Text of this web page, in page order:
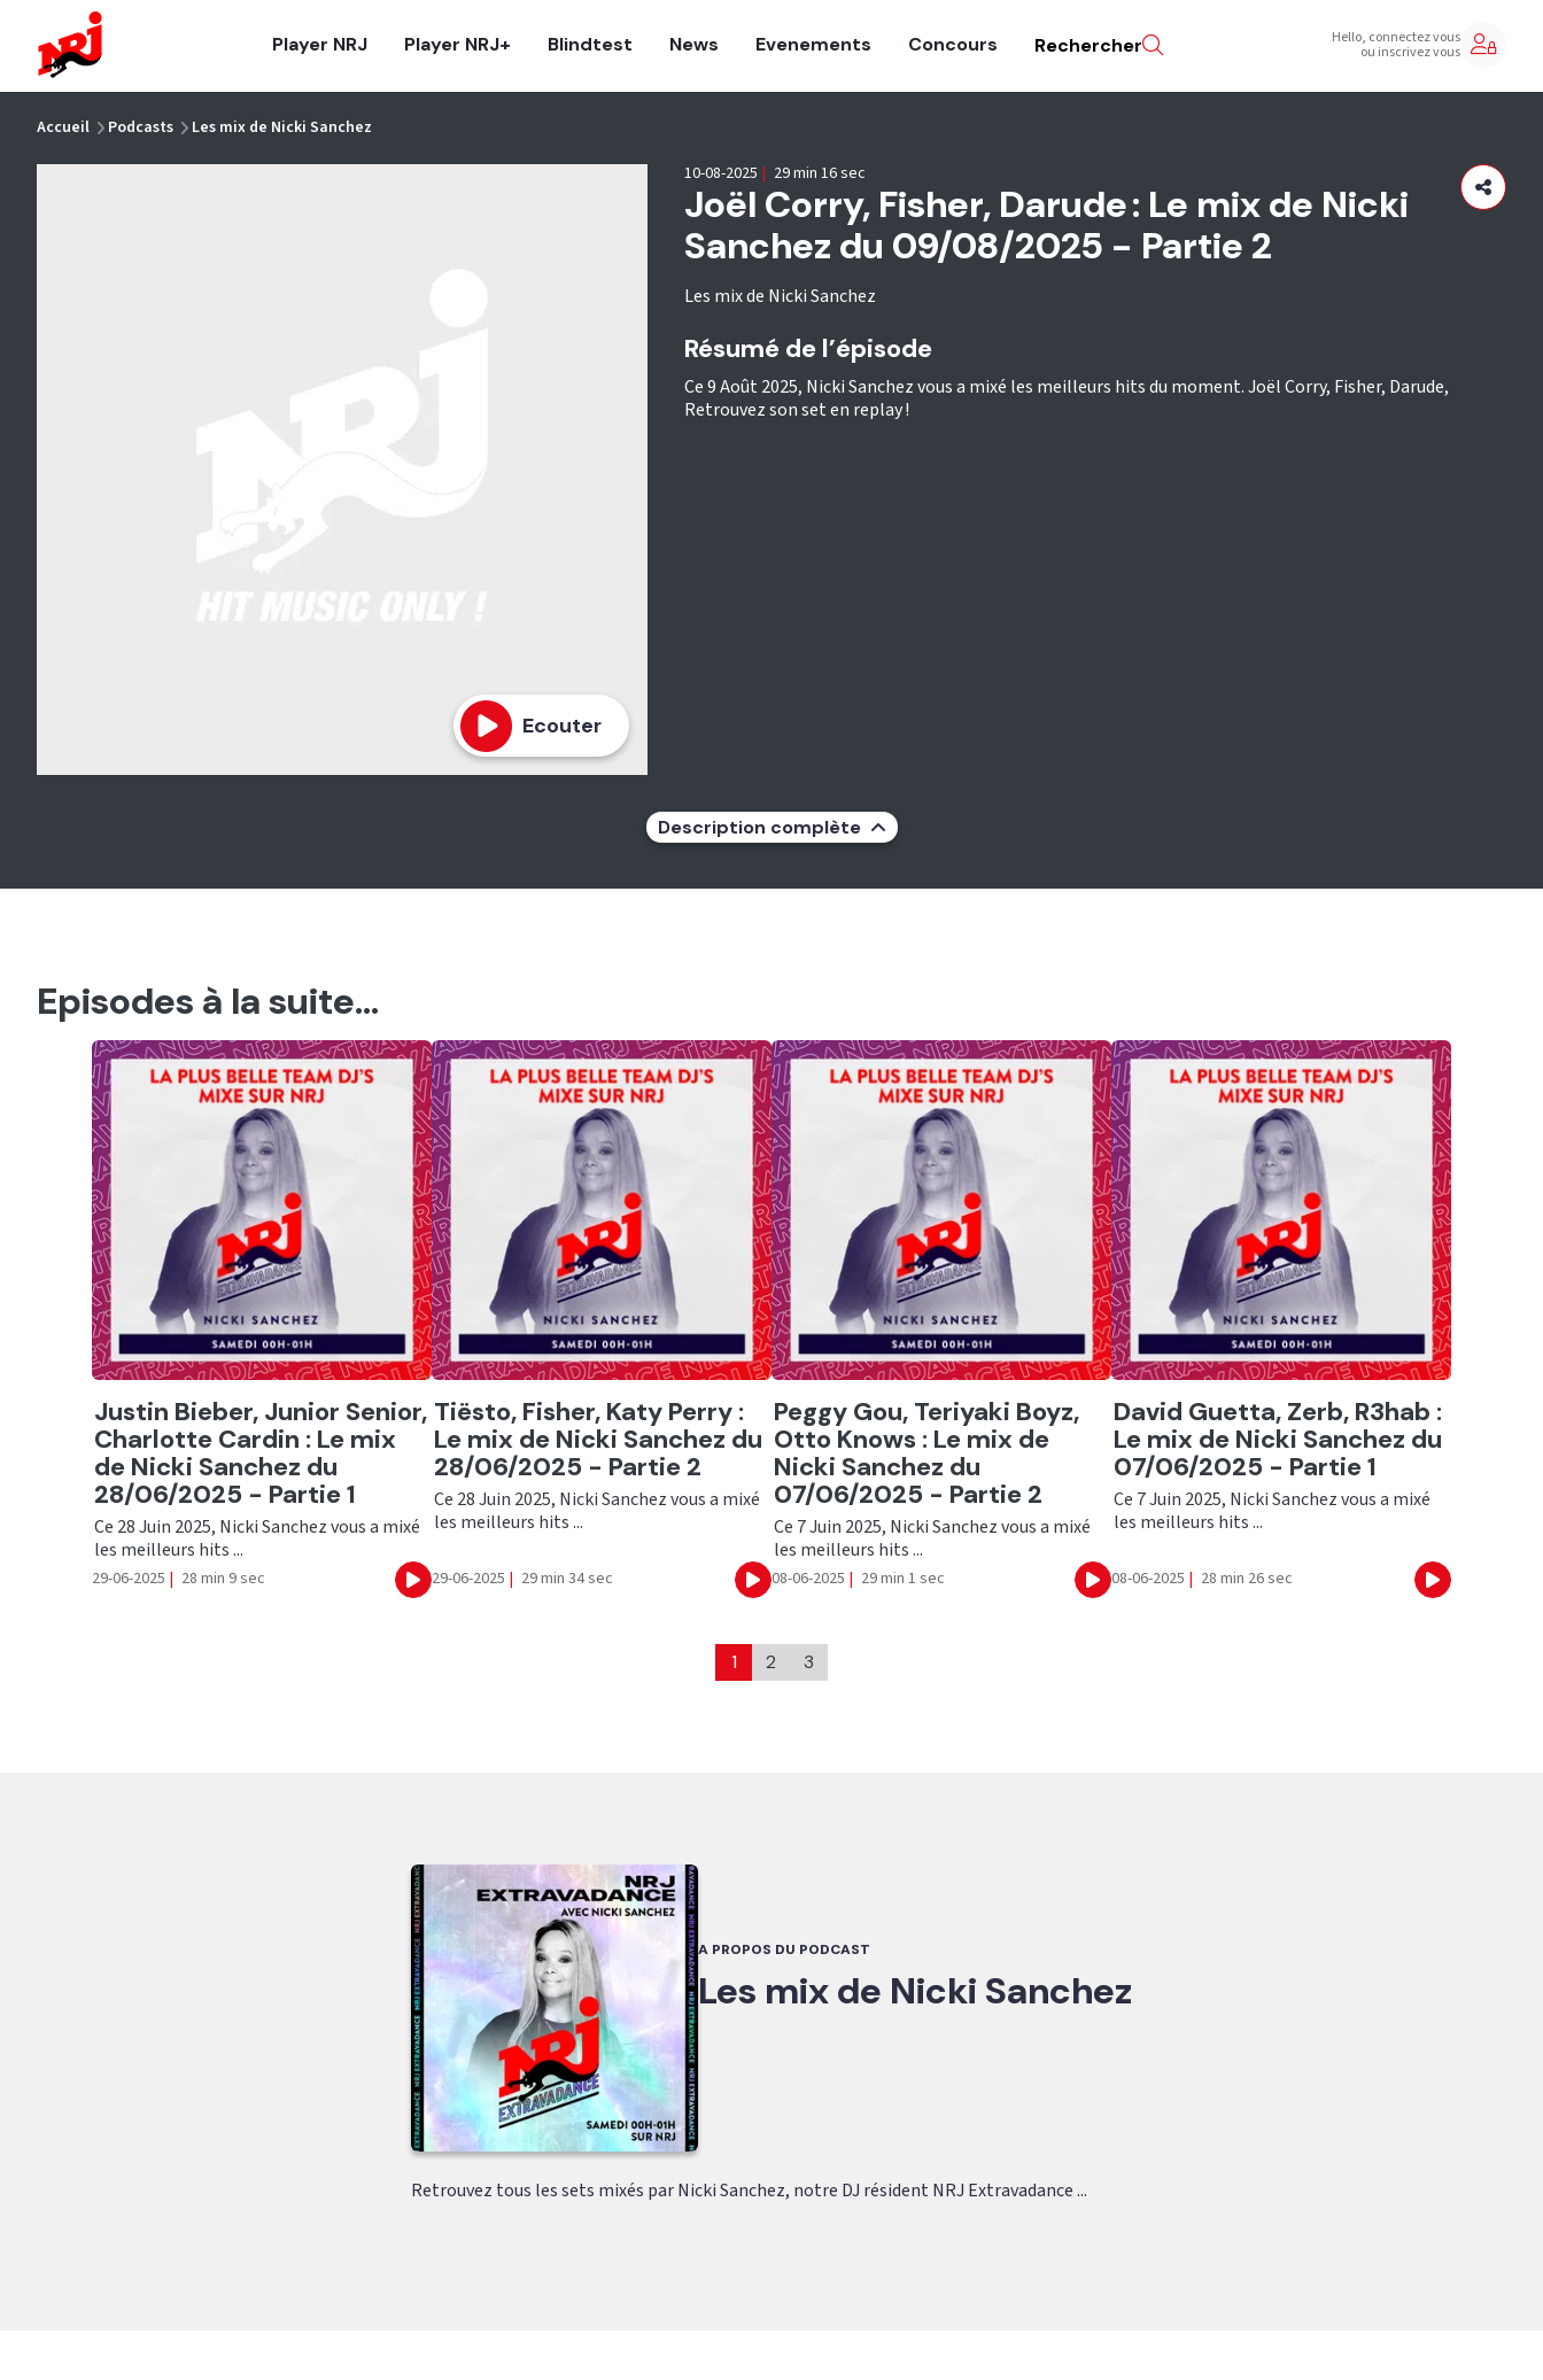
Player NRJ Player NRJ+ Blindtest News Evenements Concours Rechercher Hello, connectez vous
ou inscrivez vous
Accueil Podcasts Les mix de Nicki Sanchez
Ecouter
Joël Corry, Fisher, Darude : Le mix de Nicki
Sanchez du 09/08/2025 - Partie 2
Les mix de Nicki Sanchez
10-08-2025 | 29 min 16 sec
Résumé de l’épisode
Ce 9 Août 2025, Nicki Sanchez vous a mixé les meilleurs hits du moment. Joël Corry, Fisher, Darude,
Retrouvez son set en replay !
Description complète
Episodes à la suite...
Ecouter
Justin Bieber, Junior Senior,
Charlotte Cardin : Le mix
de Nicki Sanchez du
28/06/2025 - Partie 1
Ce 28 Juin 2025, Nicki Sanchez vous a mixé
les meilleurs hits ...
29-06-2025 | 28 min 9 sec Ecouter
Ecouter
Tiësto, Fisher, Katy Perry :
Le mix de Nicki Sanchez du
28/06/2025 - Partie 2
Ce 28 Juin 2025, Nicki Sanchez vous a mixé
les meilleurs hits ...
29-06-2025 | 29 min 34 sec Ecouter
Ecouter
Peggy Gou, Teriyaki Boyz,
Otto Knows : Le mix de
Nicki Sanchez du
07/06/2025 - Partie 2
Ce 7 Juin 2025, Nicki Sanchez vous a mixé
les meilleurs hits ...
08-06-2025 | 29 min 1 sec Ecouter
Ecouter
David Guetta, Zerb, R3hab :
Le mix de Nicki Sanchez du
07/06/2025 - Partie 1
Ce 7 Juin 2025, Nicki Sanchez vous a mixé
les meilleurs hits ...
08-06-2025 | 28 min 26 sec Ecouter
1 2 3
A PROPOS DU PODCAST
Les mix de Nicki Sanchez
Retrouvez tous les sets mixés par Nicki Sanchez, notre DJ résident NRJ Extravadance ...